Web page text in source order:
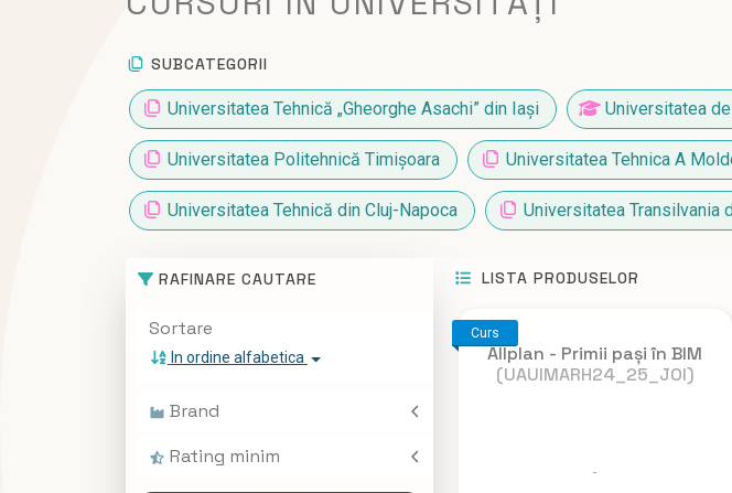
SUBCATEGORII
Universitatea Tehnică „Gheorghe Asachi” din Iaşi Universitatea
Universitatea Politehnică Timișoara Universitatea Tehnica A
Universitatea Tehnică din Cluj-Napoca Universitatea Transilvania
RAFINARE CAUTARE
Sortare
In ordine alfabetica
Brand
Rating minim
LISTA PRODUSELOR
Curs
Allplan - Primii pași în BIM
(UAUIMARH24_25_JOI)